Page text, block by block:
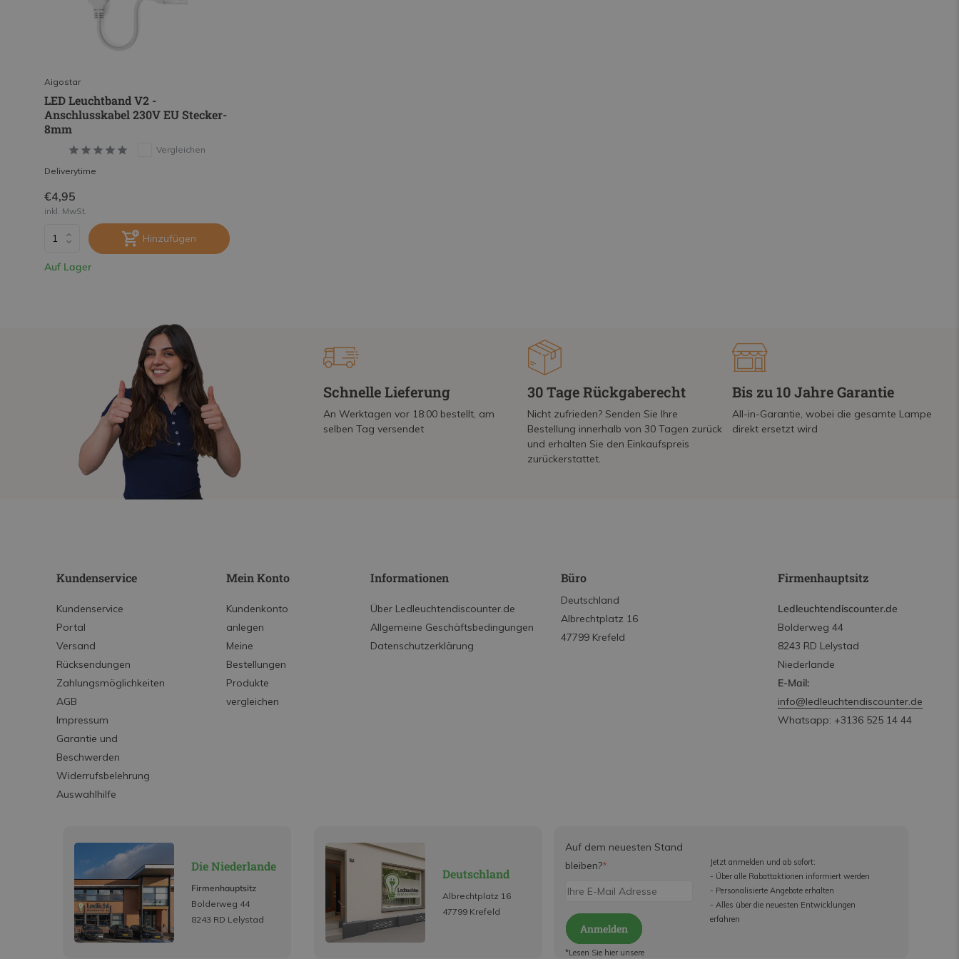
Aigostar
LED Leuchtband V2 -
Anschlusskabel 230V EU Stecker-
8mm
Vergleichen
Deliverytime
€4,95
inkl. MwSt.
Hinzufügen
Auf Lager
Schnelle Lieferung
An Werktagen vor 18:00 bestellt, am
selben Tag versendet
30 Tage Rückgaberecht
Nicht zufrieden? Senden Sie Ihre
Bestellung innerhalb von 30 Tagen zurück
und erhalten Sie den Einkaufspreis
zurückerstattet.
Bis zu 10 Jahre Garantie
All-in-Garantie, wobei die gesamte Lampe
direkt ersetzt wird
Kundenservice
Kundenservice
Portal
Versand
Rücksendungen
Zahlungsmöglichkeiten
AGB
Impressum
Garantie und
Beschwerden
Widerrufsbelehrung
Auswahlhilfe
Mein Konto
Kundenkonto
anlegen
Meine
Bestellungen
Produkte
vergleichen
Informationen
Über Ledleuchtendiscounter.de
Allgemeine Geschäftsbedingungen
Datenschutzerklärung
Büro
Deutschland
Albrechtplatz 16
47799 Krefeld
Firmenhauptsitz
Ledleuchtendiscounter.de
Bolderweg 44
8243 RD Lelystad
Niederlande
E-Mail:
info@ledleuchtendiscounter.de
Whatsapp: +3136 525 14 44
Die Niederlande
Firmenhauptsitz
Bolderweg 44
8243 RD Lelystad
Deutschland
Albrechtplatz 16
47799 Krefeld
Auf dem neuesten Stand
bleiben?*
Anmelden
*Lesen Sie hier unsere
Jetzt anmelden und ab sofort:
- Über alle Rabattaktionen informiert werden
- Personalisierte Angebote erhalten
- Alles über die neuesten Entwicklungen
erfahren